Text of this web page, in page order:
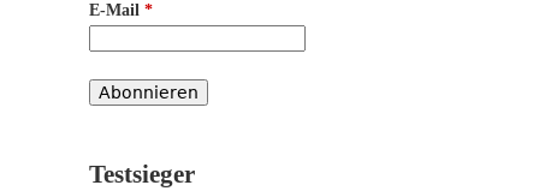
E-Mail *
Testsieger